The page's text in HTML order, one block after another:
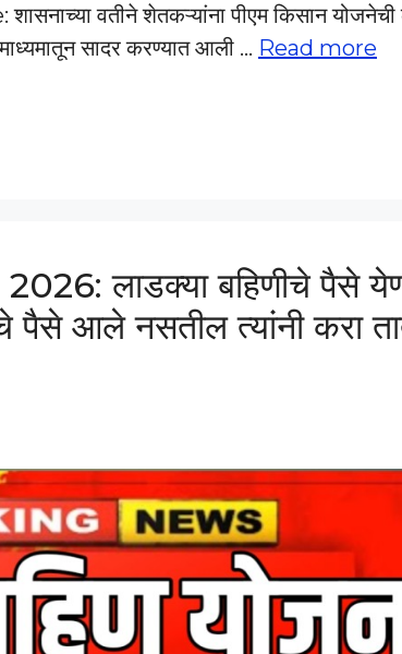
वतीने शेतकऱ्यांना पीएम किसान योजनेची
सादर करण्यात आली … Read more
लाडक्या बहिणीचे पैसे
पैसे आले नसतील त्यांनी करा